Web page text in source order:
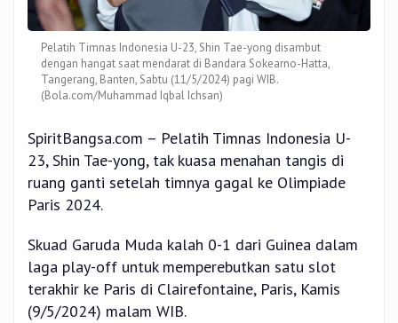
Pelatih Timnas Indonesia U-23, Shin Tae-yong disambut
dengan hangat saat mendarat di Bandara Sokearno-Hatta,
Tangerang, Banten, Sabtu (11/5/2024) pagi WIB.
(Bola.com/Muhammad Iqbal Ichsan)
SpiritBangsa.com – Pelatih Timnas Indonesia U-
23, Shin Tae-yong, tak kuasa menahan tangis di
ruang ganti setelah timnya gagal ke Olimpiade
Paris 2024.
Skuad Garuda Muda kalah 0-1 dari Guinea dalam
laga play-off untuk memperebutkan satu slot
terakhir ke Paris di Clairefontaine, Paris, Kamis
(9/5/2024) malam WIB.